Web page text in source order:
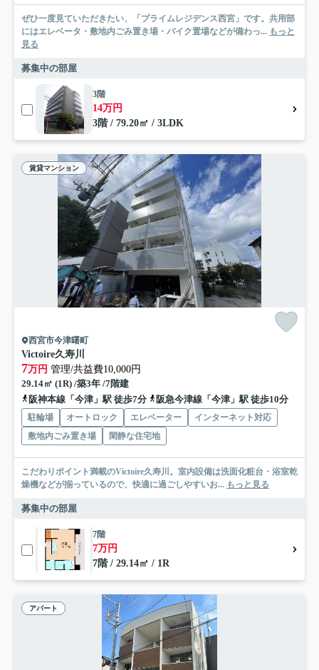
ぜひ一度見ていただきたい、「プライムレジデンス西宮」です。共用部
にはエレベータ・敷地内ごみ置き場・バイク置場などが備わっ... もっと
見る
募集中の部屋
3階
14万円
3階 / 79.20㎡ / 3LDK
賃貸マンション
西宮市今津曙町
Victoire久寿川
7万円 管理/共益費10,000円
29.14㎡ (1R) /築3年 /7階建
阪神本線「今津」駅 徒歩7分
阪急今津線「今津」駅 徒歩10分
駐輪場 オートロック エレベーター
インターネット対応
敷地内ごみ置き場
閑静な住宅地
こだわりポイント満載のVictoire久寿川。室内設備は洗面化粧台・浴室乾
燥機などが揃っているので、快適に過ごしやすいお... もっと見る
募集中の部屋
7階
7万円
7階 / 29.14㎡ / 1R
アパート